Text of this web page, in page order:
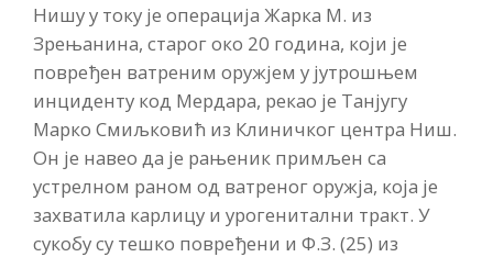
Нишу у току је операција Жарка М. из
Зрењанина, старог око 20 година, који је
повређен ватреним оружјем у јутрошњем
инциденту код Мердара, рекао је Танјугу
Марко Смиљковић из Клиничког центра Ниш.
Он је навео да је рањеник примљен са
устрелном раном од ватреног оружја, која је
захватила карлицу и урогенитални тракт. У
сукобу су тешко повређени и Ф.З. (25) из